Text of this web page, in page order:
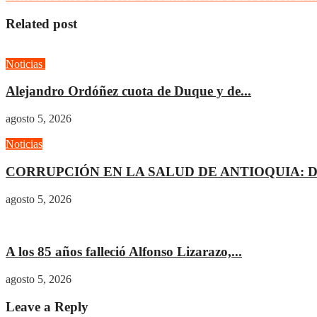
Related post
Noticias
Alejandro Ordóñez cuota de Duque y de...
agosto 5, 2026
Noticias
CORRUPCIÓN EN LA SALUD DE ANTIOQUIA:
agosto 5, 2026
A los 85 años falleció Alfonso Lizarazo,...
agosto 5, 2026
Leave a Reply